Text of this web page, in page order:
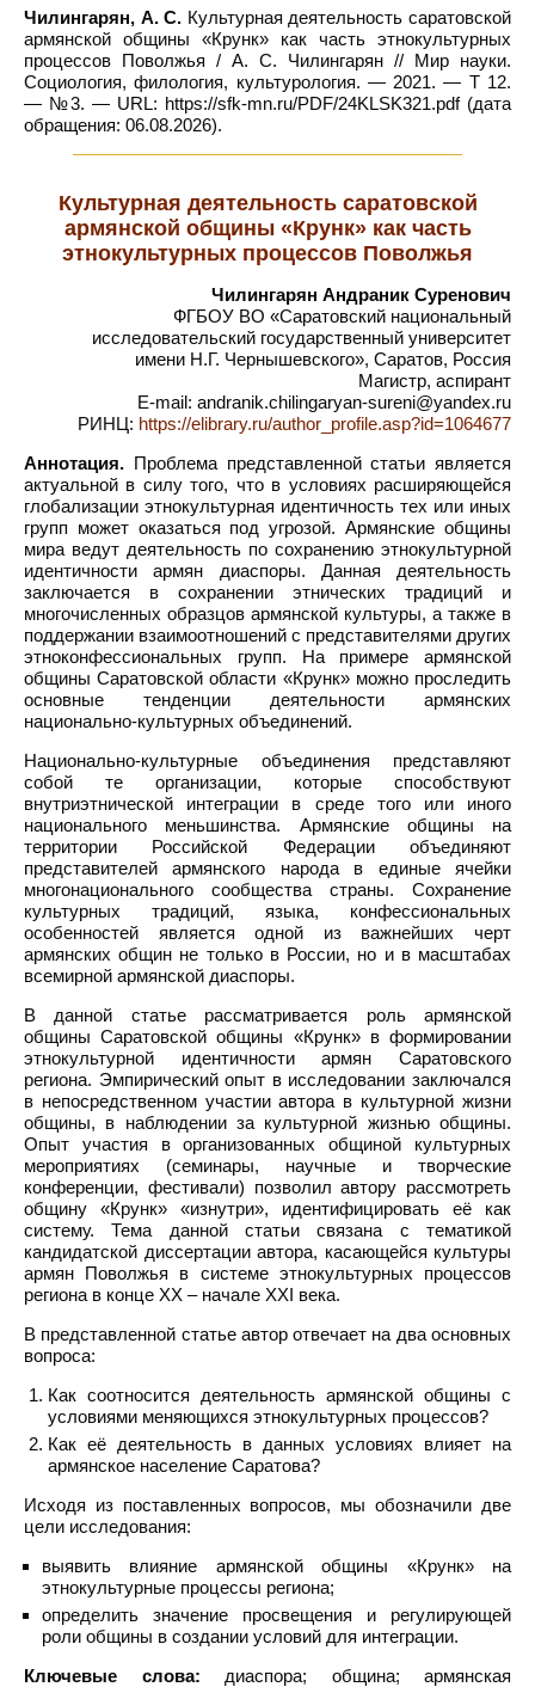
Чилингарян, А. С. Культурная деятельность саратовской
армянской общины «Крунк» как часть этнокультурных
процессов Поволжья / А. С. Чилингарян // Мир науки.
Социология, филология, культурология. — 2021. — Т 12.
— №3. — URL: https://sfk-mn.ru/PDF/24KLSK321.pdf (дата
обращения: 06.08.2026).
Культурная деятельность саратовской
армянской общины «Крунк» как часть
этнокультурных процессов Поволжья
Чилингарян Андраник Суренович
ФГБОУ ВО «Саратовский национальный
исследовательский государственный университет
имени Н.Г. Чернышевского», Саратов, Россия
Магистр, аспирант
E-mail: andranik.chilingaryan-sureni@yandex.ru
РИНЦ: https://elibrary.ru/author_profile.asp?id=1064677
Аннотация. Проблема представленной статьи является
актуальной в силу того, что в условиях расширяющейся
глобализации этнокультурная идентичность тех или иных
групп может оказаться под угрозой. Армянские общины
мира ведут деятельность по сохранению этнокультурной
идентичности армян диаспоры. Данная деятельность
заключается в сохранении этнических традиций и
многочисленных образцов армянской культуры, а также в
поддержании взаимоотношений с представителями других
этноконфессиональных групп. На примере армянской
общины Саратовской области «Крунк» можно проследить
основные тенденции деятельности армянских
национально-культурных объединений.
Национально-культурные объединения представляют
собой те организации, которые способствуют
внутриэтнической интеграции в среде того или иного
национального меньшинства. Армянские общины на
территории Российской Федерации объединяют
представителей армянского народа в единые ячейки
многонационального сообщества страны. Сохранение
культурных традиций, языка, конфессиональных
особенностей является одной из важнейших черт
армянских общин не только в России, но и в масштабах
всемирной армянской диаспоры.
В данной статье рассматривается роль армянской
общины Саратовской общины «Крунк» в формировании
этнокультурной идентичности армян Саратовского
региона. Эмпирический опыт в исследовании заключался
в непосредственном участии автора в культурной жизни
общины, в наблюдении за культурной жизнью общины.
Опыт участия в организованных общиной культурных
мероприятиях (семинары, научные и творческие
конференции, фестивали) позволил автору рассмотреть
общину «Крунк» «изнутри», идентифицировать её как
систему. Тема данной статьи связана с тематикой
кандидатской диссертации автора, касающейся культуры
армян Поволжья в системе этнокультурных процессов
региона в конце XX – начале XXI века.
В представленной статье автор отвечает на два основных
вопроса:
Как соотносится деятельность армянской общины с
условиями меняющихся этнокультурных процессов?
Как её деятельность в данных условиях влияет на
армянское население Саратова?
Исходя из поставленных вопросов, мы обозначили две
цели исследования:
выявить влияние армянской общины «Крунк» на
этнокультурные процессы региона;
определить значение просвещения и регулирующей
роли общины в создании условий для интеграции.
Ключевые слова: диаспора; община; армянская